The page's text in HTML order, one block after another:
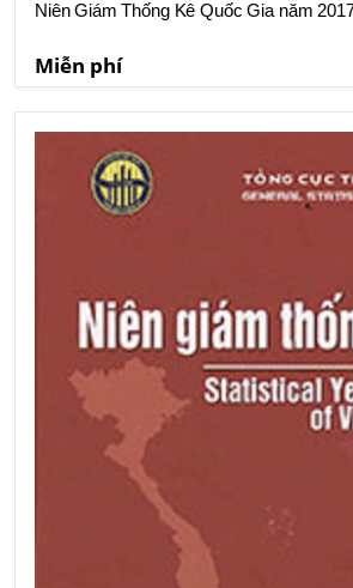
Niên Giám Thống Kê Quốc Gia năm
Miễn phí